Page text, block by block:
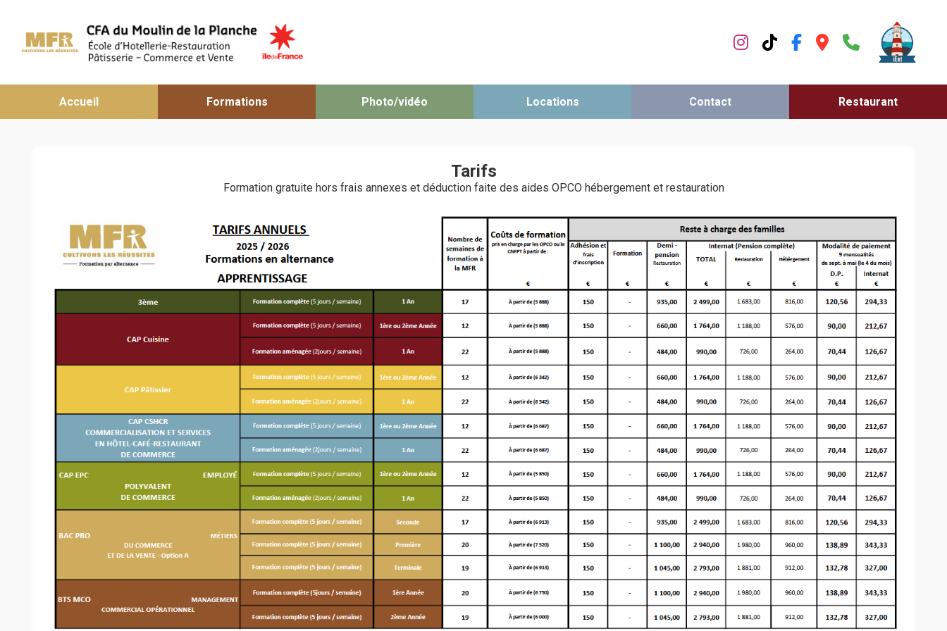
Accueil Formations Photo/vidéo Locations Contact Restaurant
Tarifs
Formation gratuite hors frais annexes et déduction faite des aides OPCO hébergement et restauration